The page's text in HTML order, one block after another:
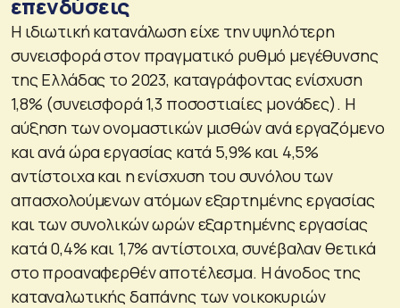
Η ιδιωτική κατανάλωση είχε την υψηλότερη
συνεισφορά στον πραγματικό ρυθμό μεγέθυνσης
της Ελλάδας το 2023, καταγράφοντας ενίσχυση
1,8% (συνεισφορά 1,3 ποσοστιαίες μονάδες). Η
αύξηση των ονομαστικών μισθών ανά εργαζόμενο
και ανά ώρα εργασίας κατά 5,9% και 4,5%
αντίστοιχα και η ενίσχυση του συνόλου των
απασχολούμενων ατόμων εξαρτημένης εργασίας
και των συνολικών ωρών εξαρτημένης εργασίας
κατά 0,4% και 1,7% αντίστοιχα, συνέβαλαν θετικά
στο προαναφερθέν αποτέλεσμα. Η άνοδος της
καταναλωτικής δαπάνης των νοικοκυριών